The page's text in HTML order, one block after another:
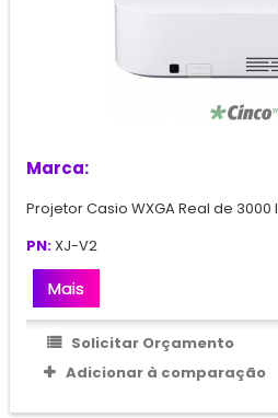
Marca:
Projetor Casio WXGA Real de
PN:XJ-V2
Mais
Solicitar Orçamento
Adicionar à comparação